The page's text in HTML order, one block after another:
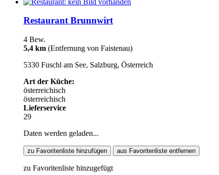
Restaurant Brunnwirt
4 Bew.
5,4 km (Entfernung von Faistenau)
5330 Fuschl am See, Salzburg, Österreich
Art der Küche:
österreichisch
österreichisch
Lieferservice
29
Daten werden geladen...
zu Favoritenliste hinzufügen aus Favoritenliste entfernen
zu Favoritenliste hinzugefügt